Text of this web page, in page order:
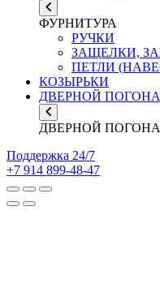
ФУРНИТУРА
РУЧКИ
ЗАЩЕЛКИ,
ПЕТЛИ
КОЗЫРЬКИ
ДВЕРНОЙ
ДВЕРНОЙ
Поддержка 24/7
+7 914 899-48-47